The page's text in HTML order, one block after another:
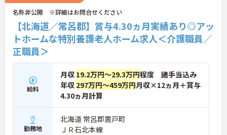
名称非公開 ※詳細はお問合せください
【北海道／常呂郡】賞与4.30ヵ月実績あり◎アッ
トホームな特別養護老人ホーム求人＜介護職員／
正職員＞
給料
月収 19.2万円～29.3万円程度 諸手当込み
年収 297万円～459万円月収×12ヵ月＋賞与
4.30ヵ月計算
勤務地
北海道 常呂郡置戸町
ＪＲ石北本線